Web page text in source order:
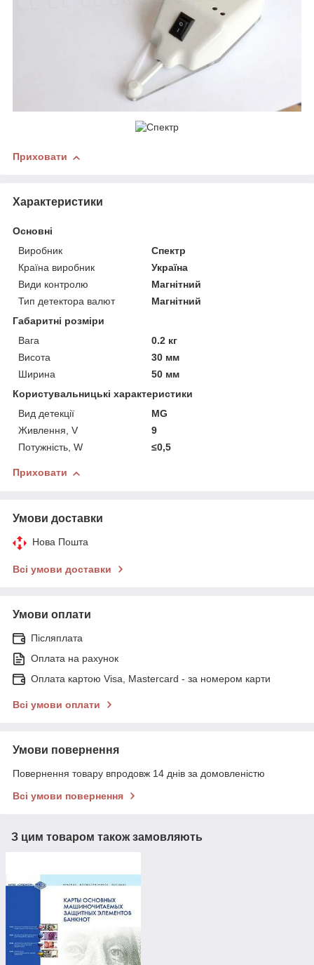
Приховати
Характеристики
Основні
Виробник
Спектр
Країна виробник
Україна
Види контролю
Магнітний
Тип детектора валют
Магнітний
Габаритні розміри
Вага
0.2 кг
Висота
30 мм
Ширина
50 мм
Користувальницькі характеристики
Вид детекції
MG
Живлення, V
9
Потужність, W
≤0,5
Приховати
Умови доставки
Нова Пошта
Всі умови доставки
Умови оплати
Післяплата
Оплата на рахунок
Оплата картою Visa, Mastercard - за номером карти
Всі умови оплати
Умови повернення
Повернення товару впродовж 14 днів за домовленістю
Всі умови повернення
З цим товаром також замовляють